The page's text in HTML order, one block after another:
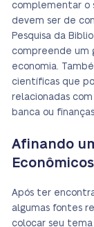
complementar o
devem ser de
Pesquisa da
compreende um
economia.
científicas que
relacionadas
banca ou
Afinando
Econômicos
Após ter
algumas fontes
colocar seu